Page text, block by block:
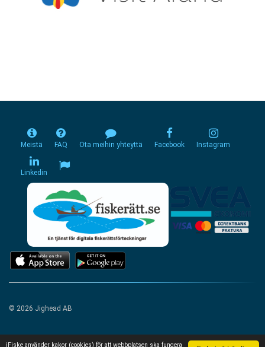
iFiske använder kakor (cookies) för att webbplatsen ska fungera
Meistä FAQ Ota meihin yhteyttä Facebook Instagram
Linkedin
© 2026 Jighead AB